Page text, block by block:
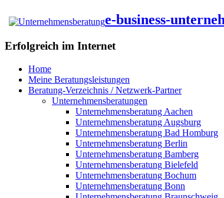
e-business-
Erfolgreich im Internet
Home
Meine Beratungsleistungen
Beratung-Verzeichnis / Netzwerk-Partner
Unternehmensberatungen
Unternehmensberatung Aachen
Unternehmensberatung Augsburg
Unternehmensberatung Bad Homburg
Unternehmensberatung Berlin
Unternehmensberatung Bamberg
Unternehmensberatung Bielefeld
Unternehmensberatung Bochum
Unternehmensberatung Bonn